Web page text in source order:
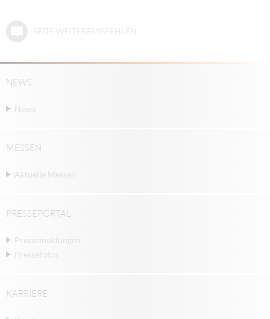
NEWS
News
MESSEN
Aktuelle Messen
PRESSEPORTAL
Pressemeldungen
Pressefotos
KARRIERE